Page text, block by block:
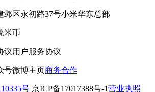
邺区永初路37号小米华东总部
米币
议用户服务协议
号微博主页商务合作
号 京ICP备17017388号-1营业执照